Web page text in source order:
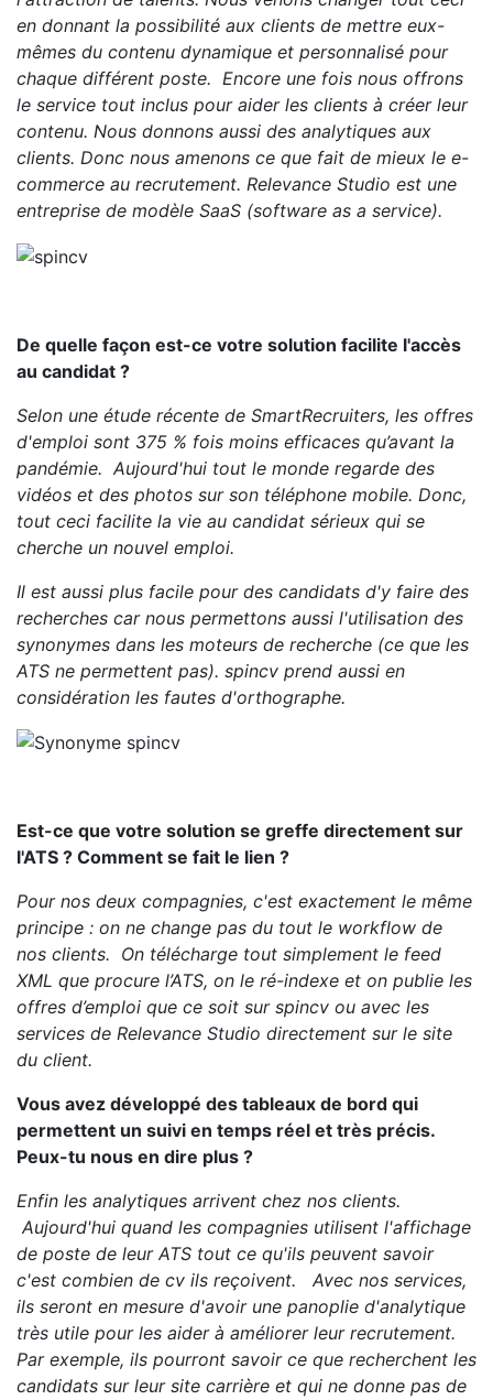
en donnant la possibilité aux clients de mettre eux-
mêmes du contenu dynamique et personnalisé pour
chaque différent poste. Encore une fois nous offrons
le service tout inclus pour aider les clients à créer leur
contenu. Nous donnons aussi des analytiques aux
clients. Donc nous amenons ce que fait de mieux le e-
commerce au recrutement. Relevance Studio est une
entreprise de modèle SaaS (software as a service).
De quelle façon est-ce votre solution facilite l'accès
au candidat ?
Selon une étude récente de SmartRecruiters, les offres
d'emploi sont 375 % fois moins efficaces qu’avant la
pandémie. Aujourd'hui tout le monde regarde des
vidéos et des photos sur son téléphone mobile. Donc,
tout ceci facilite la vie au candidat sérieux qui se
cherche un nouvel emploi.
Il est aussi plus facile pour des candidats d'y faire des
recherches car nous permettons aussi l'utilisation des
synonymes dans les moteurs de recherche (ce que les
ATS ne permettent pas). spincv prend aussi en
considération les fautes d'orthographe.
Est-ce que votre solution se greffe directement sur
l'ATS ? Comment se fait le lien ?
Pour nos deux compagnies, c'est exactement le même
principe : on ne change pas du tout le workflow de
nos clients. On télécharge tout simplement le feed
XML que procure l’ATS, on le ré-indexe et on publie les
offres d’emploi que ce soit sur spincv ou avec les
services de Relevance Studio directement sur le site
du client.
Vous avez développé des tableaux de bord qui
permettent un suivi en temps réel et très précis.
Peux-tu nous en dire plus ?
Enfin les analytiques arrivent chez nos clients.
Aujourd'hui quand les compagnies utilisent l'affichage
de poste de leur ATS tout ce qu'ils peuvent savoir
c'est combien de cv ils reçoivent. Avec nos services,
ils seront en mesure d'avoir une panoplie d'analytique
très utile pour les aider à améliorer leur recrutement.
Par exemple, ils pourront savoir ce que recherchent les
candidats sur leur site carrière et qui ne donne pas de